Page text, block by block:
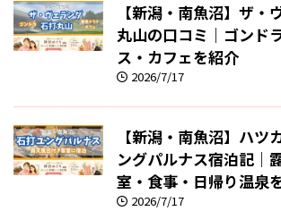
【新潟・南魚沼】ザ・
丸山の口コミ｜ゴンド
ス・カフェを紹介
2026/7/17
【新潟・南魚沼】ハツ
ングパルナス宿泊記｜
室・食事・日帰り温泉
2026/7/17